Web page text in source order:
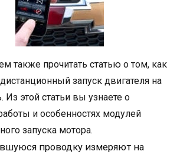
также прочитать статью о том, как
запуск двигателя на
Из этой статьи вы узнаете о
и особенностях модулей
запуска мотора.
проводку измеряют на